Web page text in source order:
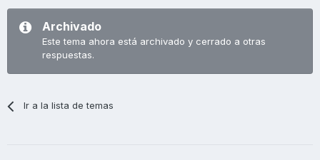
Archivado
Este tema ahora está archivado y cerrado a otras
respuestas.
Ir a la lista de temas